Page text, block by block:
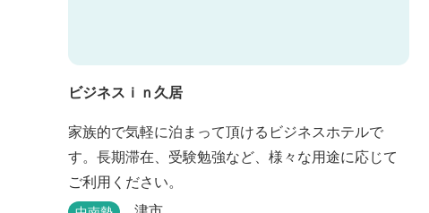
ビジネスｉｎ久居
家族的で気軽に泊まって頂けるビジネスホテルで
す。長期滞在、受験勉強など、様々な用途に応じて
ご利用ください。